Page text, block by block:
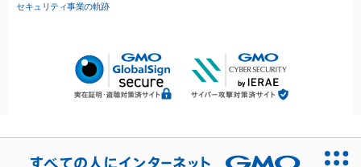
セキュリティ事業の軌跡